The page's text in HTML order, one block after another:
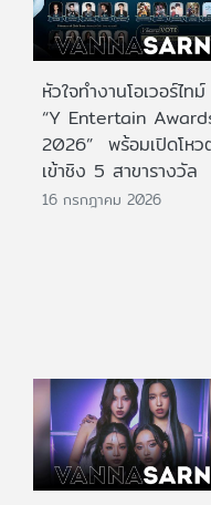
หัวใจทำงานโอเวอร์ไทม์
“Y Entertain
2026” พร้อมเปิดโหว
เข้าชิง 5 สาขารางวัล
16 กรกฎาคม 2026